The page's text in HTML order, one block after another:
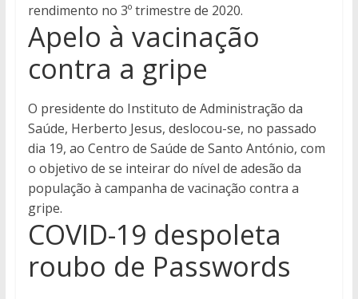
rendimento no 3º trimestre de 2020.
Apelo à vacinação
contra a gripe
O presidente do Instituto de Administração da
Saúde, Herberto Jesus, deslocou-se, no passado
dia 19, ao Centro de Saúde de Santo António, com
o objetivo de se inteirar do nível de adesão da
população à campanha de vacinação contra a
gripe.
COVID-19 despoleta
roubo de Passwords